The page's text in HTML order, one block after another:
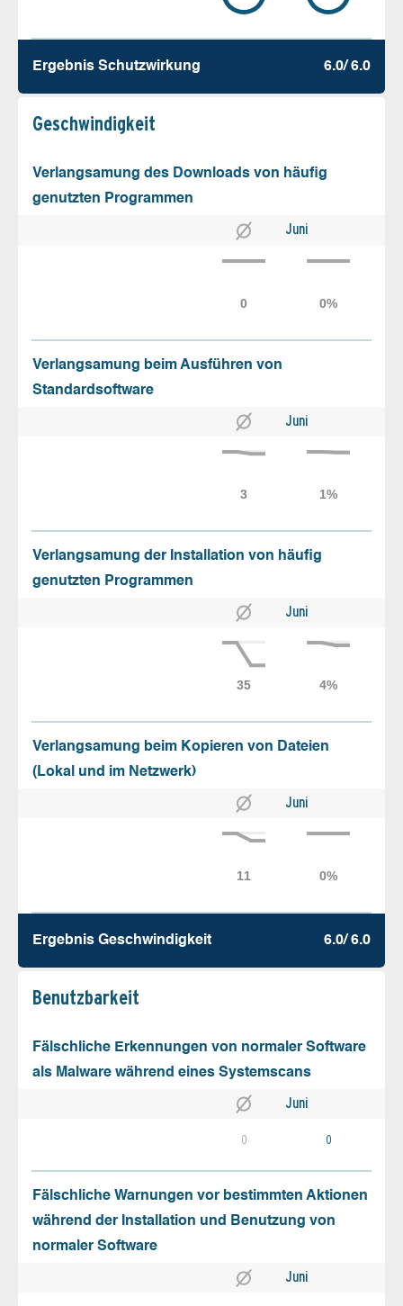
Ergebnis Schutz­wirkung 6.0/ 6.0
Geschw­indigkeit
Verlangsamung des Downloads von häufig
genutzten Programmen
Juni
Verlangsamung beim Ausführen von
Standardsoftware
Juni
Verlangsamung der Installation von häufig
genutzten Programmen
Juni
Verlangsamung beim Kopieren von Dateien
(Lokal und im Netzwerk)
Juni
Ergebnis Geschw­indigkeit 6.0/ 6.0
Benutz­barkeit
Fälschliche Erkennungen von normaler Software
als Malware während eines Systemscans
Juni
0 0
Fälschliche Warnungen vor bestimmten Aktionen
während der Installation und Benutzung von
normaler Software
Juni